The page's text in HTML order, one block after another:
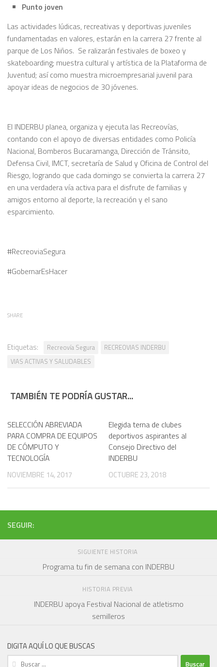
Punto joven
Las actividades lúdicas, recreativas y deportivas juveniles
fundamentadas en valores, estarán en la carrera 27 frente al
parque de Los Niños. Se ralizarán festivales de boxeo y
skateboarding; muestra cultural y artística de la Plataforma de
Juventud; así como muestra microempresarial juvenil para
apoyar ideas de negocios de 30 jóvenes.
El INDERBU planea, organiza y ejecuta las Recreovías,
contando con el apoyo de diversas entidades como Policía
Nacional, Bomberos Bucaramanga, Dirección de Tránsito,
Defensa Civil, IMCT, secretaría de Salud y Oficina de Control del
Riesgo, logrando que cada domingo se convierta la carrera 27
en una verdadera vía activa para el disfrute de familias y
amigos entorno al deporte, la recreación y el sano
esparcimiento.
#RecreoviaSegura
#GobernarEsHacer
SHARE
Etiquetas: Recreovía Segura
RECREOVIAS INDERBU
VIAS ACTIVAS Y SALUDABLES
TAMBIÉN TE PODRÍA GUSTAR...
SELECCIÓN ABREVIADA
PARA COMPRA DE EQUIPOS
DE CÓMPUTO Y
TECNOLOGÍA
NOVIEMBRE 14, 2017
Elegida terna de clubes
deportivos aspirantes al
Consejo Directivo del
INDERBU
OCTUBRE 23, 2018
SEGUIR:
SIGUIENTE HISTORIA
Programa tu fin de semana con INDERBU
HISTORIA PREVIA
INDERBU apoya Festival Nacional de atletismo
semilleros
DIGITA AQUÍ LO QUE BUSCAS
Buscar: